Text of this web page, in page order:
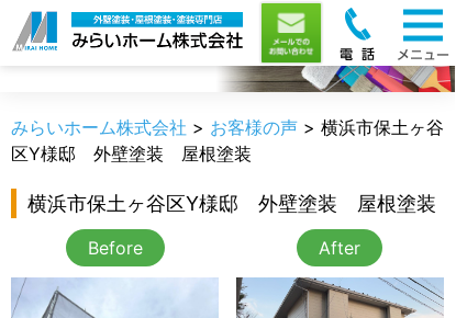
お客様の声
みらいホーム株式会社 > お客様の声 > 横浜市保土ヶ谷
区Y様邸 外壁塗装 屋根塗装
横浜市保土ヶ谷区Y様邸 外壁塗装 屋根塗装
Before After